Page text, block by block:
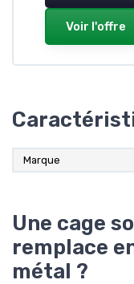
Voir l'offre
Marque
Une cage
remplace
métal ?